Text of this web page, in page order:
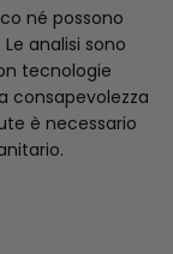
né possono
analisi sono
tecnologie
consapevolezza
è necessario